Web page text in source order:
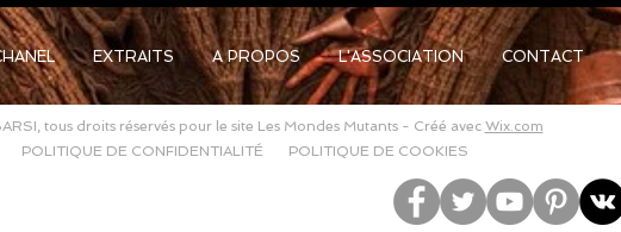
EXTRAITS A PROPOS L'ASSOCIATION CONTACT
tous droits réservés pour le site Les Mondes Mutants - Créé avec Wix.com
POLITIQUE DE CONFIDENTIALITÉ POLITIQUE DE COOKIES